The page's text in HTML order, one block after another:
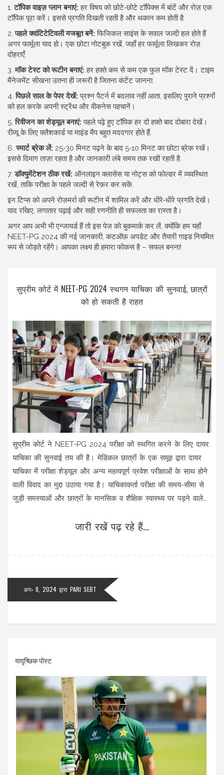
1.टॉपिक वाइज़ प्लान बनाएं: हर विषय को छोटे‑छोटे टॉपिक्स में बांटें और रोज़ एक
टॉपिक पूरा करें। इससे प्रगति दिखती रहती है और थकान कम होती है.
2.पहले क्वांटिटेटिवली मजबूत बनें: फिजिकल साइंस के सवाल जल्दी हल होते हैं
अगर फार्मूला याद हो। एक छोटा नोटबुक रखें, जहाँ हर फार्मूला लिखकर रोज़
दोहराएँ.
3.मॉक टेस्ट को रूटीन बनाएं: हर हफ़्ते कम से कम एक फुल मॉक टेस्ट दें। टाइम
मैनेजमेंट सीखना उतना ही जरूरी है जितना कंटेंट जानना.
4.पिछले साल के पेपर देखें: प्रश्न पैटर्न में बदलाव नहीं आता, इसलिए पुराने प्रश्नों
को हल करके अपनी स्ट्रेंथ और वीकनेस पहचानें।
5.रिवीजन का शेड्यूल बनाएं: पहले पढ़े हुए टॉपिक हर दो हफ़्ते बाद दोबारा देखें।
रीव्यू के लिए फ़्लैशकार्ड या माइंड मैप बहुत मददगार होते हैं.
6.स्मार्ट ब्रेक लें: 25‑30 मिनट पढ़ने के बाद 5‑10 मिनट का छोटा ब्रेक रखें।
इससे दिमाग ताज़ा रहता है और जानकारी लंबे समय तक रखी रहती है.
7.डॉक्युमेंटेशन ठीक रखें: ऑनलाइन क्लासेस या नोट्स को फोल्डर में व्यवस्थित
रखें, ताकि परीक्षा के पहले जल्दी से रेफ़र कर सकें.
इन टिप्स को अपने रोज़मर्रा की रूटीन में शामिल करें और धीरे‑धीरे प्रगति देखें।
याद रखिए, लगातार पढ़ाई और सही रणनीति ही सफलता का रास्ता है।
अगर आप अभी भी एन्जायर्ड हैं तो इस पेज को बुकमार्क कर लें, क्योंकि हम यहाँ
NEET-PG 2024 की नई जानकारी, कटऑफ़ अपडेट और तैयारी गाइड नियमित
रूप से जोड़ते रहेंगे। आपका लक्ष्य ही हमारा फोकस है – सफल बनना!
सुप्रीम कोर्ट में NEET-PG 2024 स्थगन याचिका की सुनवाई, छात्रों
को हो सकती है राहत
सुप्रीम कोर्ट ने NEET-PG 2024 परीक्षा को स्थगित करने के लिए दायर
याचिका की सुनवाई तय की है। मेडिकल छात्रों के एक समूह द्वारा दायर
याचिका में परीक्षा शेड्यूल और अन्य महत्वपूर्ण प्रवेश परीक्षाओं के साथ होने
वाली विवाद का मुद्दा उठाया गया है। याचिकाकर्ता परीक्षा की समय-सीमा से
जुड़ी समस्याओं और छात्रों के मानसिक व शैक्षिक स्वास्थ्य पर पड़ने वाले
जारी रखें पढ़ रहे हैं...
अग॰ 8, 2024 द्वारा PARI SEBT
यादृच्छिक पोस्ट